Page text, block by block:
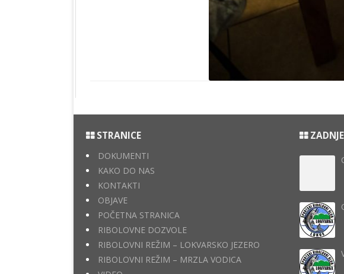
STRANICE
DOKUMENTI
KAKO DO NAS
KONTAKTI
OBJAVE
POČETNA STRANICA
RIBOLOVNE DOZVOLE
RIBOLOVNI REŽIM – LOKVARSKO JEZERO
RIBOLOVNI REŽIM – MRZLA VODICA